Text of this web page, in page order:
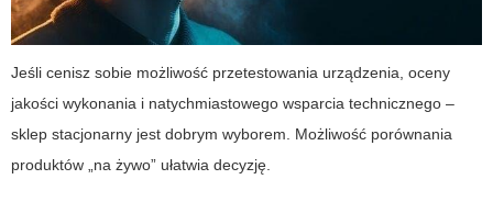
Jeśli cenisz sobie możliwość przetestowania urządzenia, oceny
jakości wykonania i natychmiastowego wsparcia technicznego –
sklep stacjonarny jest dobrym wyborem. Możliwość porównania
produktów „na żywo” ułatwia decyzję.